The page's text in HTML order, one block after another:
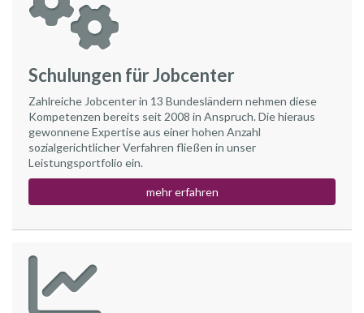
Schulungen für Jobcenter
Zahlreiche Jobcenter in 13 Bundesländern nehmen diese
Kompetenzen bereits seit 2008 in Anspruch. Die hieraus
gewonnene Expertise aus einer hohen Anzahl
sozialgerichtlicher Verfahren fließen in unser
Leistungsportfolio ein.
mehr erfahren